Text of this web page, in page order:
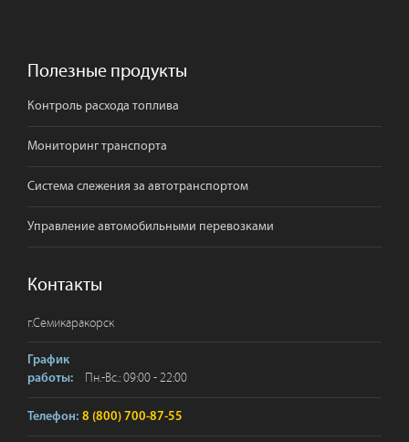
Полезные продукты
Контроль расхода топлива
Мониторинг транспорта
Система слежения за автотранспортом
Управление автомобильными перевозками
Контакты
г.Семикаракорск
График
работы:
Пн.-Вс.: 09:00 - 22:00
Телефон: 8 (800) 700-87-55